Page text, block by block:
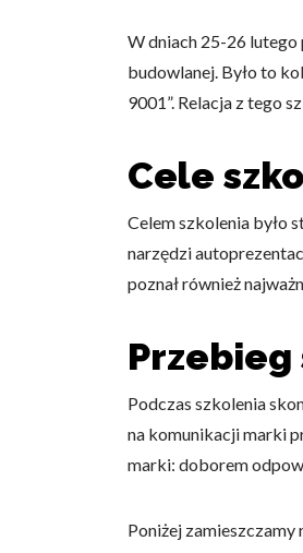
W dniach 25-26 lutego
budowlanej. Było to
9001”. Relacja z tego
Cele
Celem szkolenia było
narzędzi
poznał również
Podczas szkolenia
na komunikacji marki
marki: doborem
Poniżej